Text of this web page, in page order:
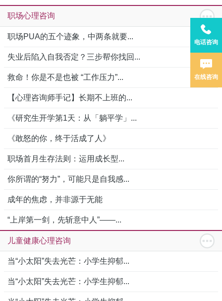
职场心理咨询
职场PUA的五个迹象，中两条就要...
失业后陷入自我否定？三步帮你找回...
救命！你是不是也被 “工作压力”...
【心理咨询师手记】长期不上班的...
《研究生开学第1天：从「躺平学」...
《敢怒的你，终于活成了人》
职场首月生存法则：运用成长型...
你所谓的“努力”，可能只是自我感...
成年的焦虑，并非源于无能
“上岸第一剑，先斩意中人”——...
儿童健康心理咨询
当“小太阳”失去光芒：小学生抑郁...
当“小太阳”失去光芒：小学生抑郁...
电话咨询
在线咨询